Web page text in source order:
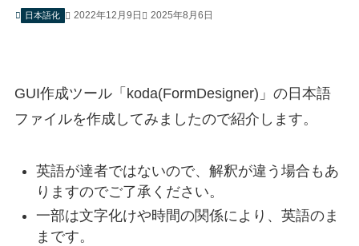
日本語化 2022年12月9日 2025年8月6日
GUI作成ツール「koda(FormDesigner)」の日本語
ファイルを作成してみましたので紹介します。
英語が達者ではないので、解釈が違う場合もあ
りますのでご了承ください。
一部は文字化けや時間の関係により、英語のま
まです。